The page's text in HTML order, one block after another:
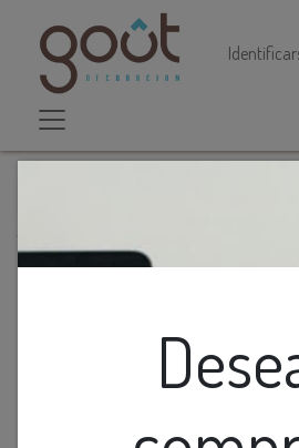
CENTRO DE MESA DE